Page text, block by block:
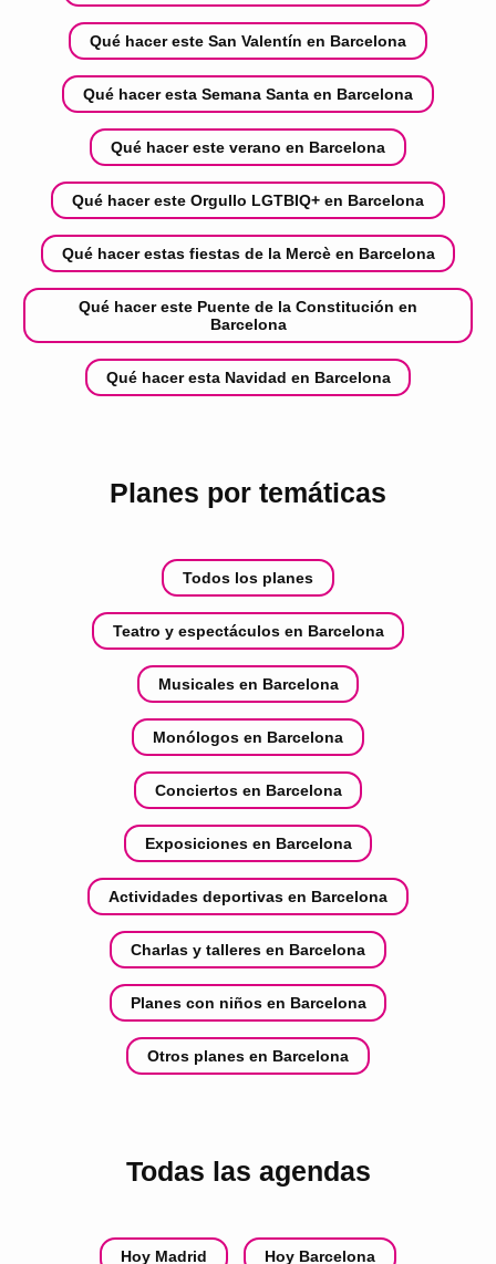
Qué hacer este San Valentín en Barcelona
Qué hacer esta Semana Santa en Barcelona
Qué hacer este verano en Barcelona
Qué hacer este Orgullo LGTBIQ+ en Barcelona
Qué hacer estas fiestas de la Mercè en Barcelona
Qué hacer este Puente de la Constitución en
Barcelona
Qué hacer esta Navidad en Barcelona
Planes por temáticas
Todos los planes
Teatro y espectáculos en Barcelona
Musicales en Barcelona
Monólogos en Barcelona
Conciertos en Barcelona
Exposiciones en Barcelona
Actividades deportivas en Barcelona
Charlas y talleres en Barcelona
Planes con niños en Barcelona
Otros planes en Barcelona
Todas las agendas
Hoy Madrid Hoy Barcelona